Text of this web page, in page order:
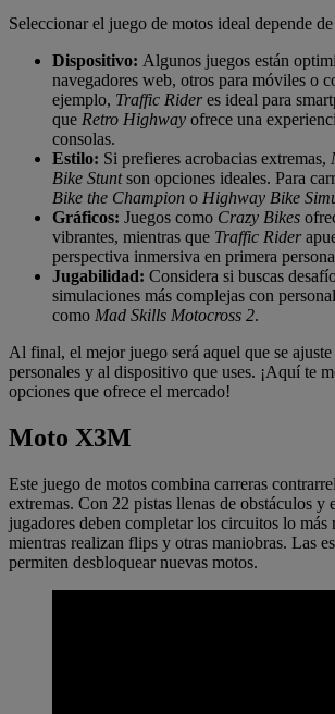
Seleccionar el juego de motos ideal depende
Dispositivo: Algunos juegos están
navegadores web, otros para móviles o
ejemplo, Traffic Rideres ideal para
que Retro Highway ofrece una
consolas.
Estilo: Si prefieres acrobacias extremas,
Bike Stuntson opciones ideales. Para
Bike the Champion o Highway Bike
Gráficos: Juegos como Crazy Bikes
vibrantes, mientras que Traffic Rider
perspectiva inmersiva en primera
Jugabilidad: Considera si buscas
simulaciones más complejas con
como Mad Skills Motocross 2.
Al final, el mejor juego será aquel que se ajuste
personales y al dispositivo que uses. ¡Aquí te
opciones que ofrece el mercado!
Moto X3M
Este juego de motos combina carreras
extremas. Con 22 pistas llenas de obstáculos y
jugadores deben completar los circuitos lo más
mientras realizan flips y otras maniobras. Las
permiten desbloquear nuevas motos.